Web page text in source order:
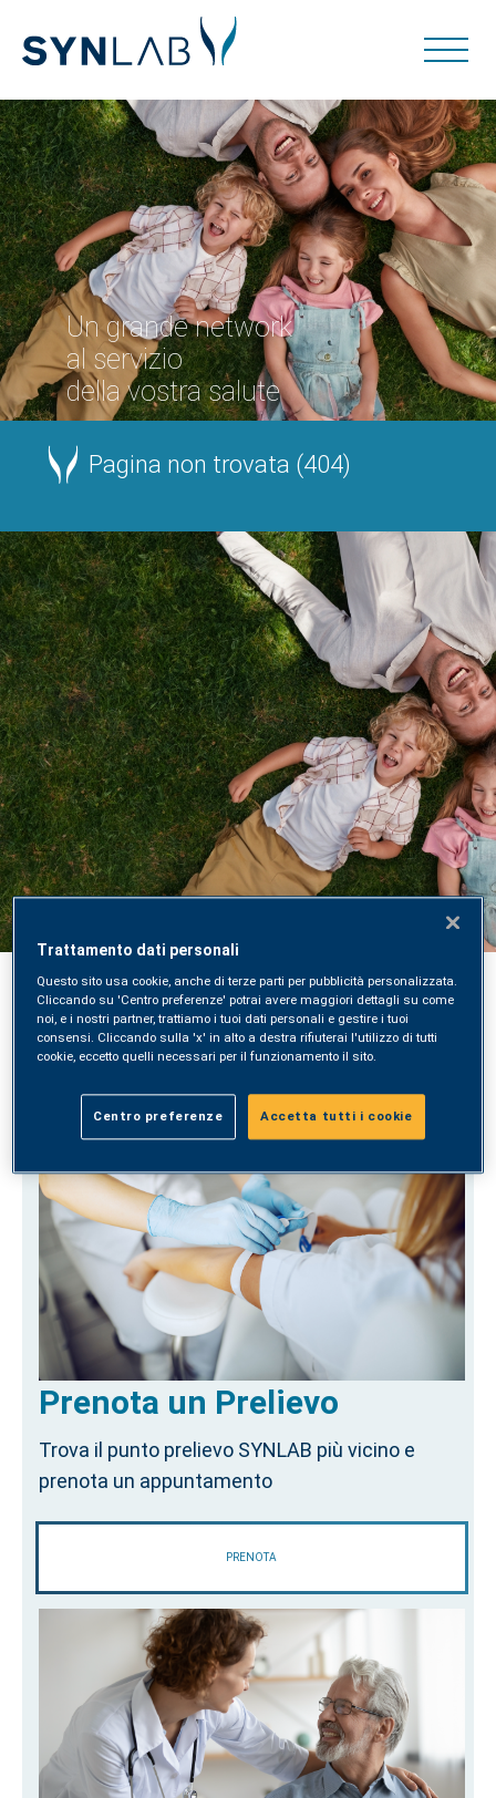
Un grande network
al servizio
della vostra salute
Pagina non trovata (404)
Acquista un Check-Up di
Laboratorio online
Acquista, prenota e ricevi i risultati direttamente
ACQUISTA
Prenota un Prelievo
Trova il punto prelievo SYNLAB più vicino e
prenota un appuntamento
PRENOTA
Trattamento dati personali
Questo sito usa cookie, anche di terze parti per pubblicità personalizzata.
Cliccando su 'Centro preferenze' potrai avere maggiori dettagli su come
noi, e i nostri partner, trattiamo i tuoi dati personali e gestire i tuoi
consensi. Cliccando sulla 'x' in alto a destra rifiuterai l'utilizzo di tutti
cookie, eccetto quelli necessari per il funzionamento il sito.
Centro preferenze Accetta tutti i cookie